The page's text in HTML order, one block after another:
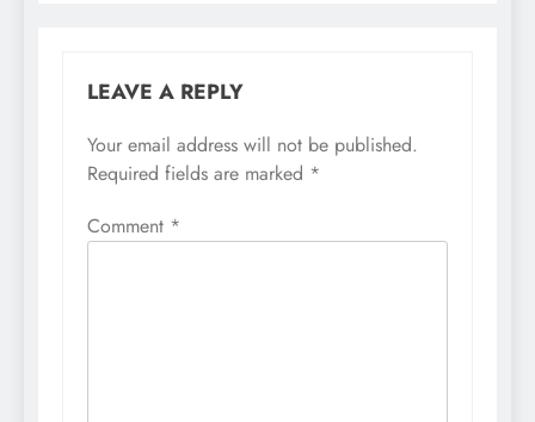
LEAVE A REPLY
Your email address will not be published.
Required fields are marked *
Comment *